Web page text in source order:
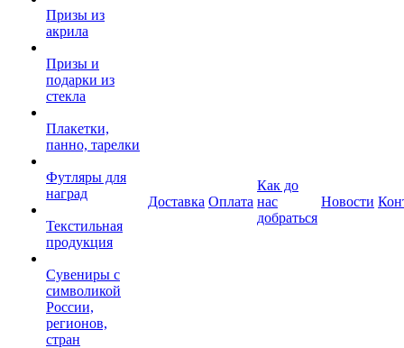
Призы из
акрила
Призы и
подарки из
стекла
Плакетки,
панно, тарелки
Футляры для
наград
Текстильная
продукция
Сувениры с
символикой
России,
регионов,
стран
Доставка Оплата
Как до
нас
добраться
Новости